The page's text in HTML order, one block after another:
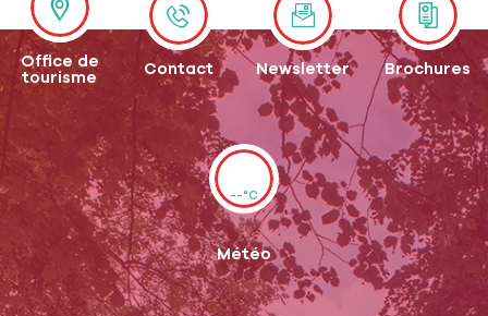
Office de
tourisme
Contact Newsletter Brochures
--°C
Météo